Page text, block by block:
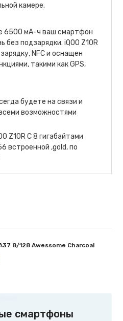
камере.
6500 мА-ч ваш смартфон
без подзарядки. iQOO Z10R
NFC и оснащен
такими как GPS,
будете на связи и
возможностями
Z10R С 8 гигабайтами
встроенной ,gold, по
8/128 Awessome Charcoal
смартфоны